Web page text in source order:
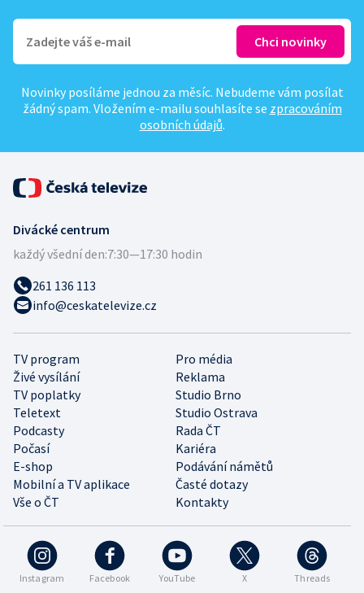
Novinky posíláme jednou za měsíc. Nebudeme vám posílat
žádný spam. Vložením e-mailu souhlasíte se zpracováním
osobních údajů.